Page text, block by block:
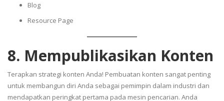
Blog
Resource Page
8. Mempublikasikan Konten
Terapkan strategi konten Anda! Pembuatan konten sangat penting
untuk membangun diri Anda sebagai pemimpin dalam industri dan
mendapatkan peringkat pertama pada mesin pencarian. Anda